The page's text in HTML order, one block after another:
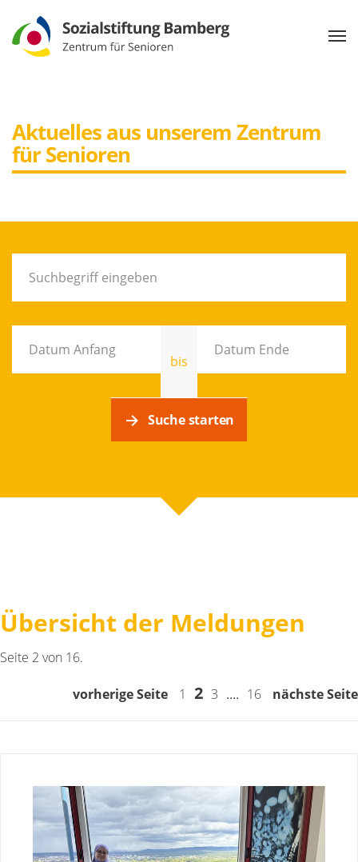
Aktuelles aus unserem Zentrum
für Senioren
bis
Übersicht der Meldungen
Seite 2 von 16.
vorherige Seite 1 2 3 .... 16 nächste Seite